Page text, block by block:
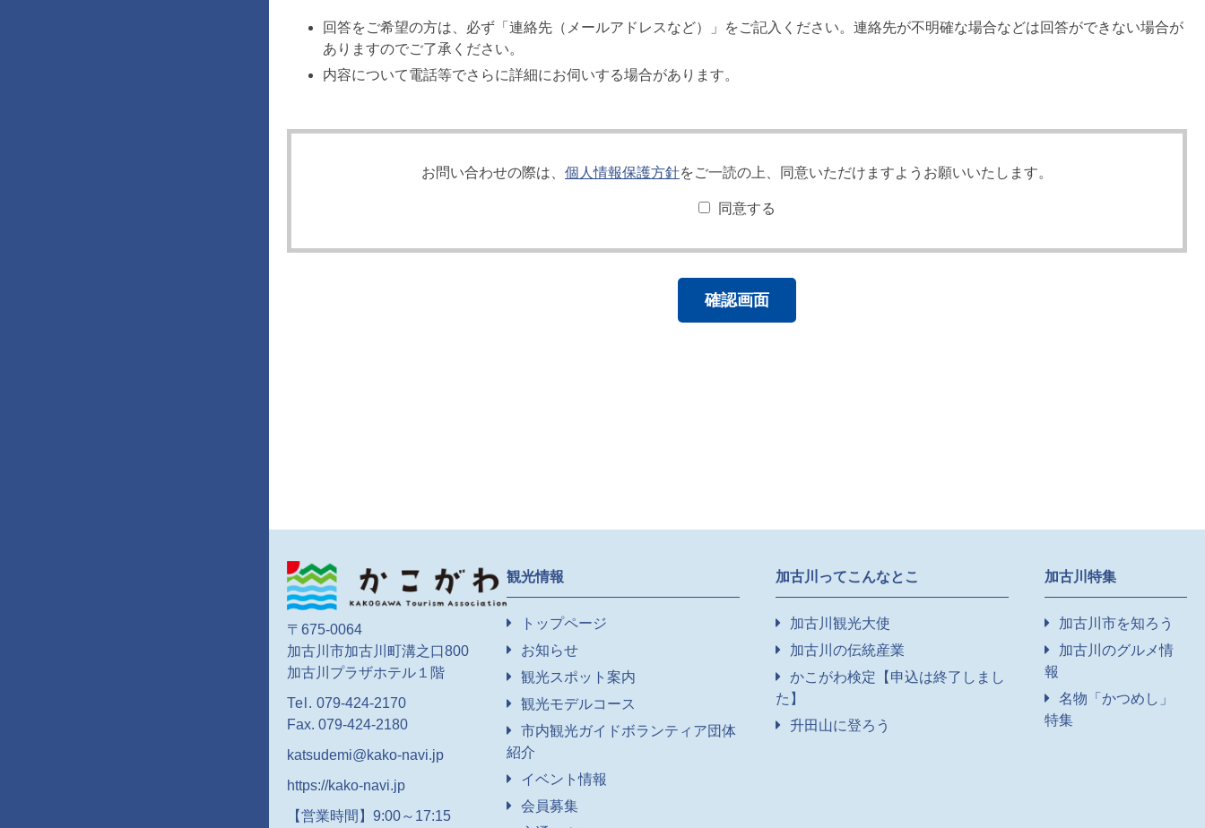
回答をご希望の方は、必ず「連絡先（メールアドレスなど）」をご記入ください。連絡先が不明確な場合などは回答ができない場合が
ありますのでご了承ください。
内容について電話等でさらに詳細にお伺いする場合があります。
お問い合わせの際は、 個人情報保護方針をご一読の上、同意いただけますようお願いいたします。
同意する
〒675-0064
加古川市加古川町溝之口800
加古川プラザホテル１階
Tel. 079-424-2170
Fax. 079-424-2180
katsudemi@kako-navi.jp
https://kako-navi.jp
【営業時間】9:00～17:15
観光情報
トップページ
お知らせ
観光スポット案内
観光モデルコース
市内観光ガイドボランティア団体
紹介
イベント情報
会員募集
加古川ってこんなとこ
加古川観光大使
加古川の伝統産業
かこがわ検定【申込は終了しまし
た】
升田山に登ろう
加古川特集
加古川市を知ろう
加古川のグルメ情
報
名物「かつめし」
特集